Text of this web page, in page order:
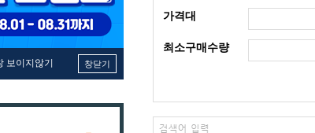
보이지않기 창닫기
가격대
최소구매수량